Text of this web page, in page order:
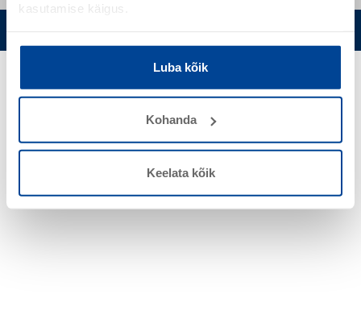
kasutamise käigus.
Luba kõik
Kohanda
Keelata kõik